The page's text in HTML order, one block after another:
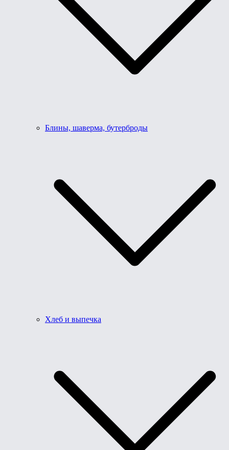
Блины, шаверма, бутерброды
Хлеб и выпечка